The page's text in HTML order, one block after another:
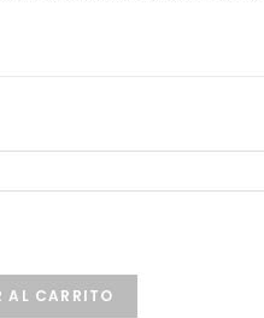
AL CARRITO